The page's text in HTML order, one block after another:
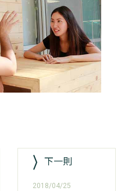
下一則
2018/04/25